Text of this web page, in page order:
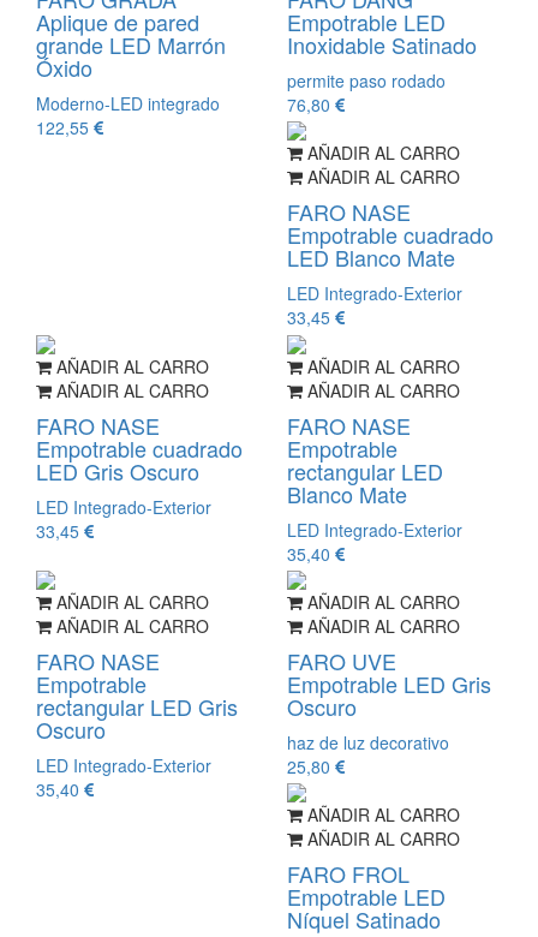
Aplique de pared
grande LED Marrón
Óxido
Moderno-LED integrado
122,55
Empotrable LED
Inoxidable Satinado
permite paso rodado
76,80
AÑADIR AL CARRO
AÑADIR AL CARRO
FARO NASE
Empotrable cuadrado
LED Blanco Mate
LED Integrado-Exterior
33,45
AÑADIR AL CARRO
AÑADIR AL CARRO
FARO NASE
Empotrable cuadrado
LED Gris Oscuro
LED Integrado-Exterior
33,45
AÑADIR AL CARRO
AÑADIR AL CARRO
FARO NASE
Empotrable
rectangular LED
Blanco Mate
LED Integrado-Exterior
35,40
AÑADIR AL CARRO
AÑADIR AL CARRO
FARO NASE
Empotrable
rectangular LED Gris
Oscuro
LED Integrado-Exterior
35,40
AÑADIR AL CARRO
AÑADIR AL CARRO
FARO UVE
Empotrable LED Gris
Oscuro
haz de luz decorativo
25,80
AÑADIR AL CARRO
AÑADIR AL CARRO
FARO FROL
Empotrable LED
Níquel Satinado